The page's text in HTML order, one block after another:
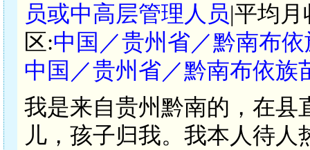
员或中高层管理人员|平均月
区:中国／贵州省／黔南布
中国／贵州省／黔南布依族
我是来自贵州黔南的，在县
儿，孩子归我。我本人待